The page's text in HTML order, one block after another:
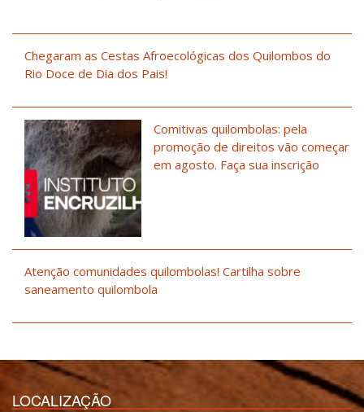
Chegaram as Cestas Afroecológicas dos Quilombos do
Rio Doce de Dia dos Pais!
Comitivas quilombolas: pela
promoção de direitos vão começar
em agosto. Faça sua inscrição
Atenção comunidades quilombolas! Cartilha sobre
saneamento quilombola
LOCALIZAÇÃO